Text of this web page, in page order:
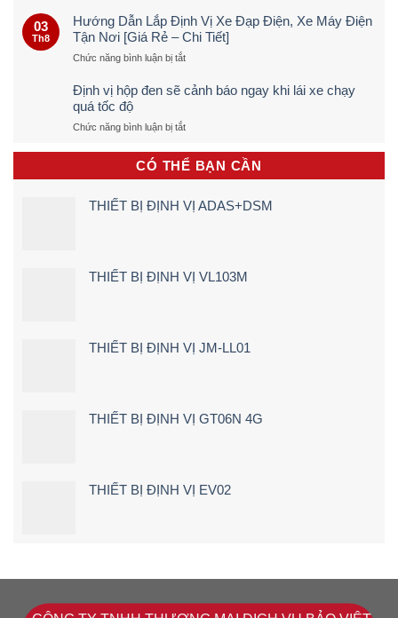
Dò
Định
Vị
Ô
Trực
Chính
100%
(Quy
5
Bước)
03
Th8
Hướng Dẫn Lắp Định Vị Xe Đạp Điện, Xe Máy Điện
Tận Nơi [Giá Rẻ – Chi Tiết]
Chức năng bình luận bị tắtở
Dẫn
Vị
Đạp
Điện,
Máy
Điện
Rẻ
–
Định vị hộp đen sẽ cảnh báo ngay khi lái xe chạy
quá tốc độ
Chức năng bình luận bị tắtở
vị
hộp
đen
cảnh
xe
CÓ THỂ BẠN CẦN
THIẾT BỊ ĐỊNH VỊ ADAS+DSM
THIẾT BỊ ĐỊNH VỊ VL103M
THIẾT BỊ ĐỊNH VỊ JM-LL01
THIẾT BỊ ĐỊNH VỊ GT06N 4G
THIẾT BỊ ĐỊNH VỊ EV02